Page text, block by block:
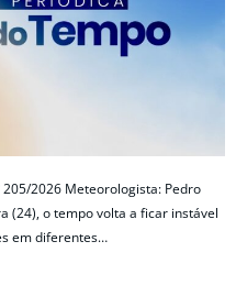
205/2026 Meteorologista: Pedro
(24), o tempo volta a ficar instável
em diferentes…